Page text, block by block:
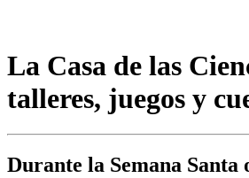
La Casa de las
talleres, juegos y
Durante la Semana